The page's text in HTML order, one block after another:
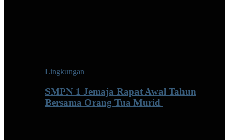
Lingkungan
SMPN 1 Jemaja Rapat Awal Tahun
Bersama Orang Tua Murid ‎